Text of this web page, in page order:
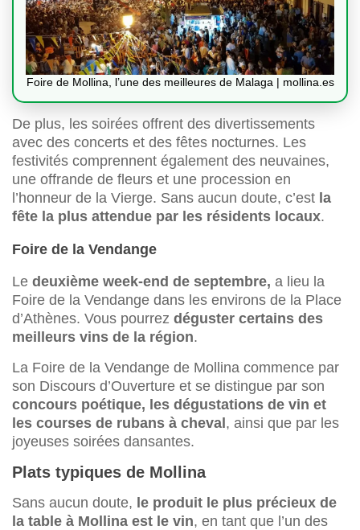
Foire de Mollina, l’une des meilleures de Malaga | mollina.es
De plus, les soirées offrent des divertissements
avec des concerts et des fêtes nocturnes. Les
festivités comprennent également des neuvaines,
une offrande de fleurs et une procession en
l’honneur de la Vierge. Sans aucun doute, c’est la
fête la plus attendue par les résidents locaux.
Foire de la Vendange
Le deuxième week-end de septembre, a lieu la
Foire de la Vendange dans les environs de la Place
d’Athènes. Vous pourrez déguster certains des
meilleurs vins de la région.
La Foire de la Vendange de Mollina commence par
son Discours d’Ouverture et se distingue par son
concours poétique, les dégustations de vin et
les courses de rubans à cheval, ainsi que par les
joyeuses soirées dansantes.
Plats typiques de Mollina
Sans aucun doute, le produit le plus précieux de
la table à Mollina est le vin, en tant que l’un des